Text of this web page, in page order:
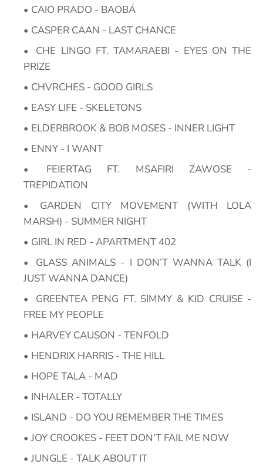
CAIO PRADO - BAOBÁ
CASPER CAAN - LAST CHANCE
CHE LINGO FT. TAMARAEBI - EYES ON THE
PRIZE
CHVRCHES - GOOD GIRLS
EASY LIFE - SKELETONS
ELDERBROOK & BOB MOSES - INNER LIGHT
ENNY - I WANT
FEIERTAG FT. MSAFIRI ZAWOSE -
TREPIDATION
GARDEN CITY MOVEMENT (WITH LOLA
MARSH) - SUMMER NIGHT
GIRL IN RED - APARTMENT 402
GLASS ANIMALS - I DON’T WANNA TALK (I
JUST WANNA DANCE)
GREENTEA PENG FT. SIMMY & KID CRUISE -
FREE MY PEOPLE
HARVEY CAUSON - TENFOLD
HENDRIX HARRIS - THE HILL
HOPE TALA - MAD
INHALER - TOTALLY
ISLAND - DO YOU REMEMBER THE TIMES
JOY CROOKES - FEET DON’T FAIL ME NOW
JUNGLE - TALK ABOUT IT